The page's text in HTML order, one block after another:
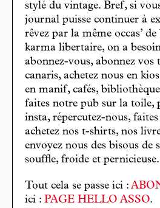
stylé du vintage. Bref, si
journal puisse continuer à
rêvez par la même occas’
karma libertaire, on a
abonnez-vous, abonnez vos
canaris, achetez nous en
en manif, cafés,
faites notre pub sur la toile,
insta, répercutez-nous,
achetez nos t-shirts, nos
envoyez nous des bisous de
souffle, froide et pernicieuse.
Tout cela se passe ici :
ici : PAGE HELLO ASSO.